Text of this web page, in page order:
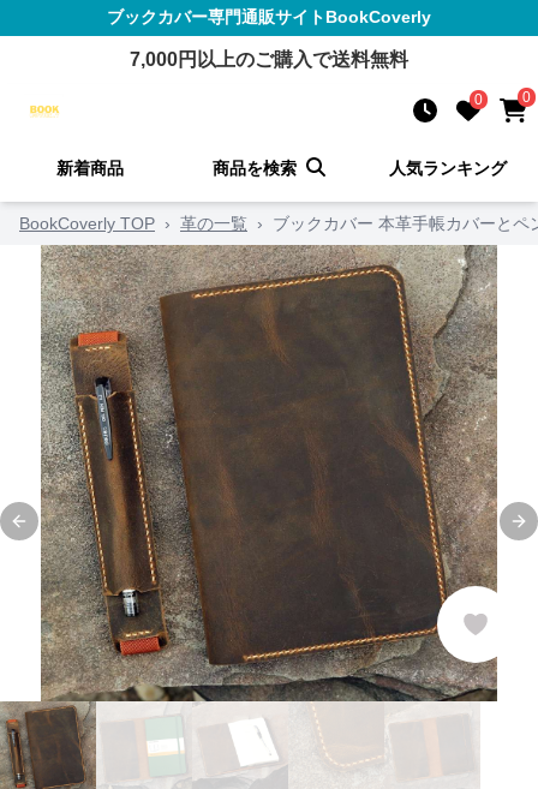
ブックカバー専門通販サイトBookCoverly
7,000円以上のご購入で送料無料
0 0
新着商品 商品を検索 人気ランキング
BookCoverly TOP › 革の一覧 › ブックカバー 本革手帳カバーとペ
Previous slide